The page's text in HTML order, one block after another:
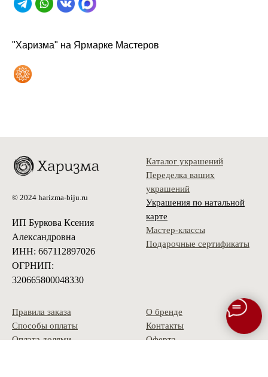
"Харизма" на Ярмарке Мастеров
© 2024 harizma-biju.ru
ИП Буркова Ксения
Александровна
ИНН: 667112897026
ОГРНИП:
320665800048330
Каталог украшений
Переделка ваших
украшений
Украшения по натальной
карте
Мастер-классы
Подарочные сертификаты
Правила заказа
Способы оплаты
Оплата долями
О бренде
Контакты
Оферта